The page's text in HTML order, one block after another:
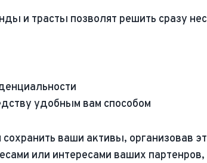
и трасты позволят решить сразу
удобным вам способом
ваши активы, организовав
или интересами ваших партенров,